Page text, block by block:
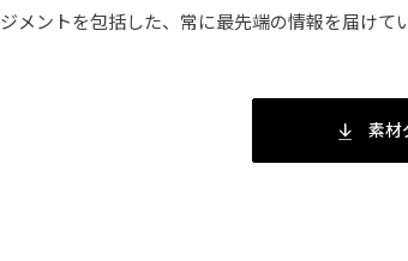
ジメントを包括した、常に最先端の情報を届けて
素材